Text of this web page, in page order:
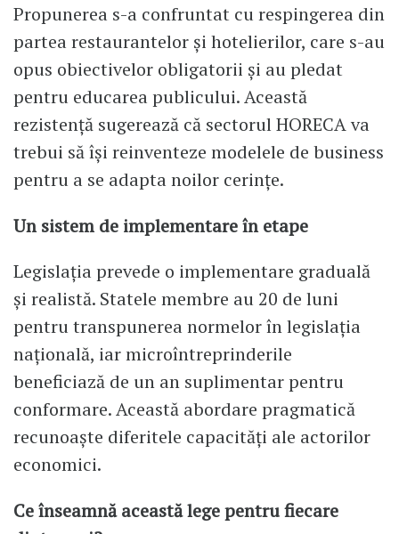
Propunerea s-a confruntat cu respingerea din
partea restaurantelor și hotelierilor, care s-au
opus obiectivelor obligatorii și au pledat
pentru educarea publicului. Această
rezistență sugerează că sectorul HORECA va
trebui să își reinventeze modelele de business
pentru a se adapta noilor cerințe.
Un sistem de implementare în etape
Legislația prevede o implementare graduală
și realistă. Statele membre au 20 de luni
pentru transpunerea normelor în legislația
națională, iar microîntreprinderile
beneficiază de un an suplimentar pentru
conformare. Această abordare pragmatică
recunoaște diferitele capacități ale actorilor
economici.
Ce înseamnă această lege pentru fiecare